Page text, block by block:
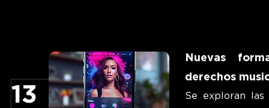
Nuevas
derechos
Se exploran las
13